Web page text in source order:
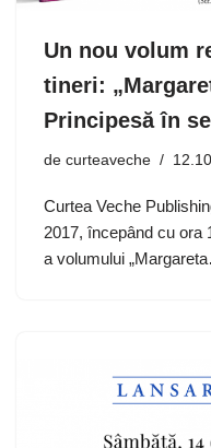
Un nou volum
tineri:
Principesă în
de curteaveche
Curtea Veche
2017, începând cu ora
a volumului